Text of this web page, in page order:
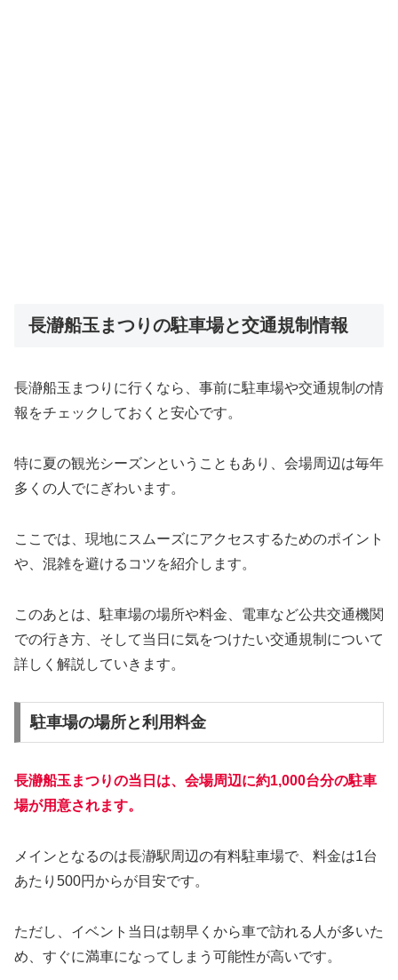
長瀞船玉まつりの駐車場と交通規制情報
長瀞船玉まつりに行くなら、事前に駐車場や交通規制の情
報をチェックしておくと安心です。
特に夏の観光シーズンということもあり、会場周辺は毎年
多くの人でにぎわいます。
ここでは、現地にスムーズにアクセスするためのポイント
や、混雑を避けるコツを紹介します。
このあとは、駐車場の場所や料金、電車など公共交通機関
での行き方、そして当日に気をつけたい交通規制について
詳しく解説していきます。
駐車場の場所と利用料金
長瀞船玉まつりの当日は、会場周辺に約1,000台分の駐車
場が用意されます。
メインとなるのは長瀞駅周辺の有料駐車場で、料金は1台
あたり500円からが目安です。
ただし、イベント当日は朝早くから車で訪れる人が多いた
め、すぐに満車になってしまう可能性が高いです。